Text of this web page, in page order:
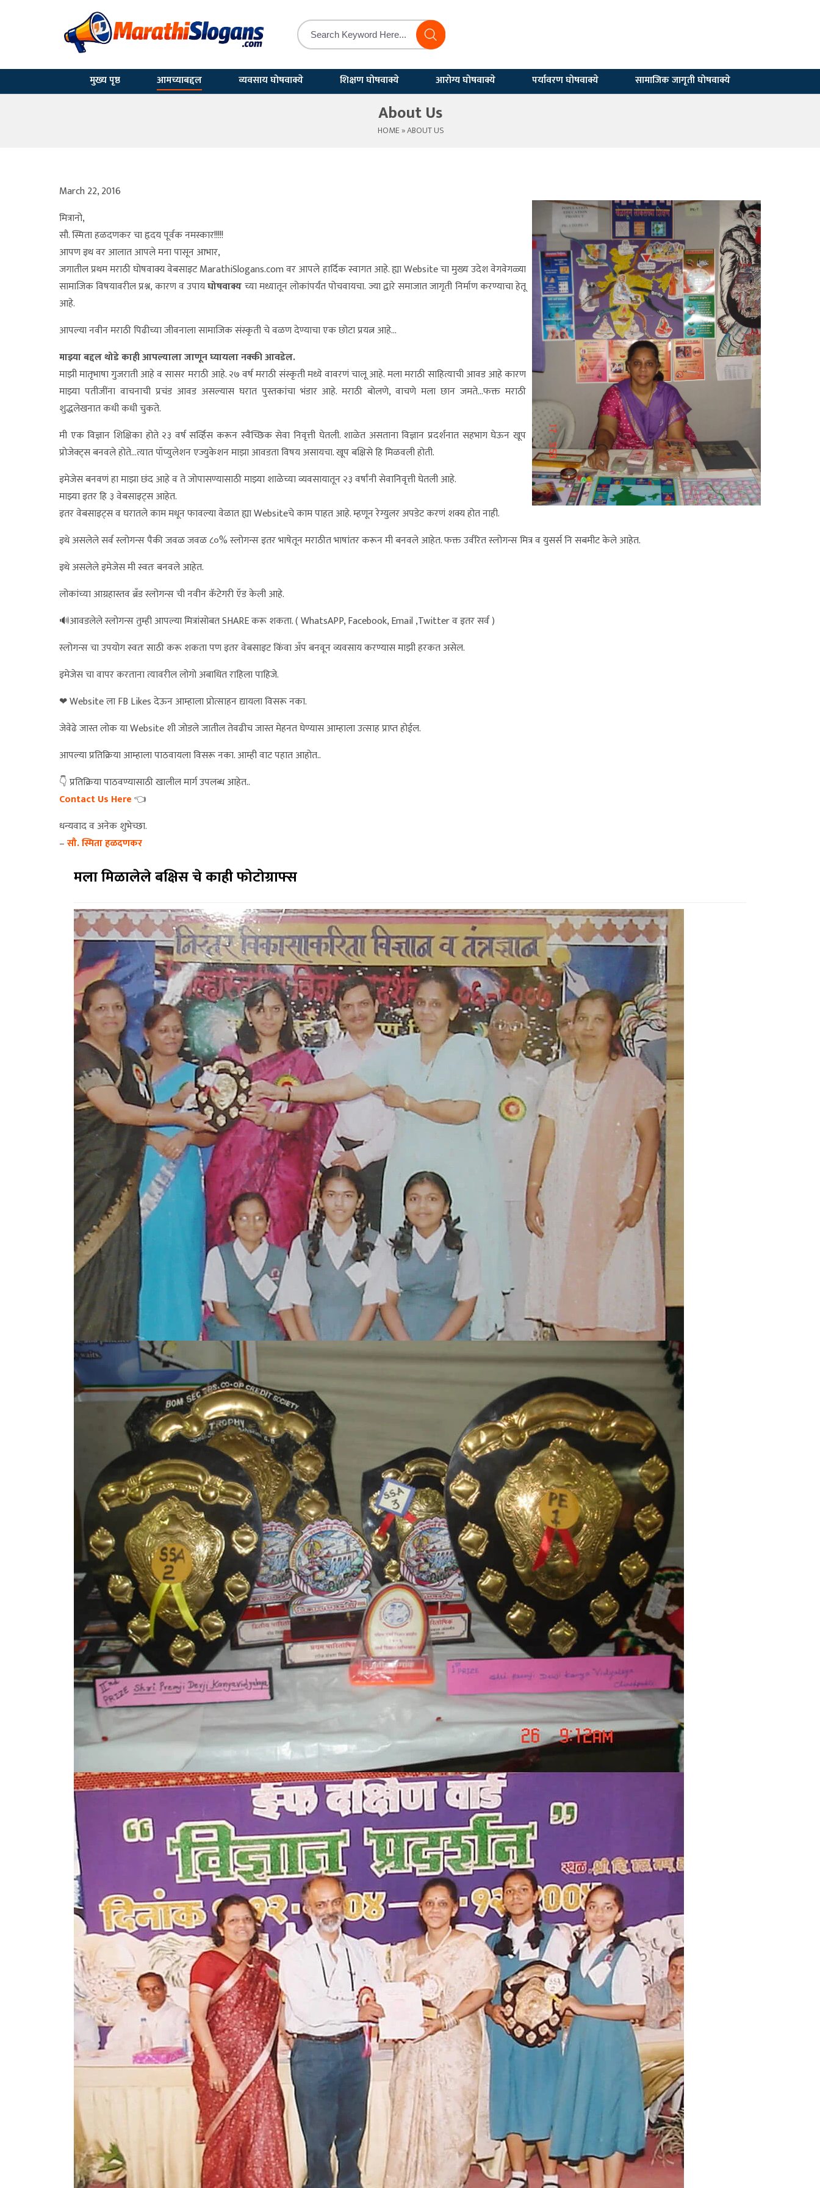
मुख्य पृष्ठ आमच्याबद्दल व्यवसाय घोषवाक्ये शिक्षण घोषवाक्ये आरोग्य घोषवाक्ये पर्यावरण घोषवाक्ये सामाजिक जागृती घोषवाक्ये
About Us
HOME» ABOUT US
March 22, 2016
मित्रानो,
सौ. स्मिता हळदणकर चा हृदय पूर्वक नमस्कार!!!!!
आपण इथ वर आलात आपले मना पासून आभार,
जगातील प्रथम मराठी घोषवाक्य वेबसाइट MarathiSlogans.com वर आपले हार्दिक स्वागत आहे. ह्या Website चा मुख्य उदेश वेगवेगळ्या
सामाजिक विषयावरील प्रश्न, कारण व उपायघोषवाक्यच्या मध्यातून लोकांपर्यंत पोचवायचा. ज्या द्वारे समाजात जागृती निर्माण करण्याचा हेतू
आहे.
आपल्या नवीन मराठी पिढीच्या जीवनाला सामाजिक संस्कृती चे वळण देण्याचा एक छोटा प्रयत्न आहे…
माझ्या बद्दल थोडे काही आपल्याला जाणून घ्यायला नक्की आवडेल.
माझी मातृभाषा गुजराती आहे व सासर मराठी आहे. २७ वर्ष मराठी संस्कृती मध्ये वावरणं चालू आहे. मला मराठी साहित्याची आवड आहे कारण
माझ्या पतीजींना वाचनाची प्रचंड आवड असल्यास घरात पुस्तकांचा भंडार आहे. मराठी बोलणे, वाचणे मला छान जमते…फक्त मराठी
शुद्धलेखनात कधी कधी चुकते.
मी एक विज्ञान शिक्षिका होते २३ वर्ष सर्व्हिस करून स्वैच्छिक सेवा निवृत्ती घेतली. शाळेत असताना विज्ञान प्रदर्शनात सहभाग घेऊन खूप
प्रोजेक्ट्स बनवले होते…त्यात पॉप्युलेशन एज्युकेशन माझा आवडता विषय असायचा. खूप बक्षिसे हि मिळवली होती.
इमेजेस बनवणं हा माझा छंद आहे व ते जोपासण्यासाठी माझ्या शाळेच्या व्यवसायातून २३ वर्षांनी सेवानिवृत्ती घेतली आहे.
माझ्या इतर हि ३ वेबसाइट्स आहेत.
इतर वेबसाइट्स व घरातले काम मधून फावल्या वेळात ह्या Websiteचे काम पाहत आहे. म्हणून रेग्युलर अपडेट करणं शक्य होत नाही.
इथे असलेले सर्व स्लोगन्स पैकी जवळ जवळ ८०% स्लोगन्स इतर भाषेतून मराठीत भाषांतर करून मी बनवले आहेत. फक्त उर्वरित स्लोगन्स मित्र व युसर्स नि सबमीट केले आहेत.
इथे असलेले इमेजेस मी स्वतः बनवले आहेत.
लोकांच्या आग्रहास्तव ब्रँड स्लोगन्स ची नवीन कॅटेगरी ऍड केली आहे.
🔊आवडलेले स्लोगन्स तुम्ही आपल्या मित्रांसोबत SHARE करू शकता. ( WhatsAPP, Facebook, Email ,Twitter व इतर सर्व )
स्लोगन्स चा उपयोग स्वतः साठी करू शकता पण इतर वेबसाइट किंवा अँप बनवून व्यवसाय करण्यास माझी हरकत असेल.
इमेजेस चा वापर करताना त्यावरील लोगो अबाधित राहिला पाहिजे.
❤ Website ला FB Likes देऊन आम्हाला प्रोत्साहन द्यायला विसरू नका.
जेवेढे जास्त लोक या Website शी जोडले जातील तेवढीच जास्त मेहनत घेण्यास आम्हाला उत्साह प्राप्त होईल.
आपल्या प्रतिक्रिया आम्हाला पाठवायला विसरू नका. आम्ही वाट पहात आहोत..
👇 प्रतिक्रिया पाठवण्यासाठी खालील मार्ग उपलब्ध आहेत..
Contact Us Here👈
धन्यवाद व अनेक शुभेच्छा.
–सौ. स्मिता हळदणकर
मला मिळालेले बक्षिस चे काही फोटोग्राफ्स